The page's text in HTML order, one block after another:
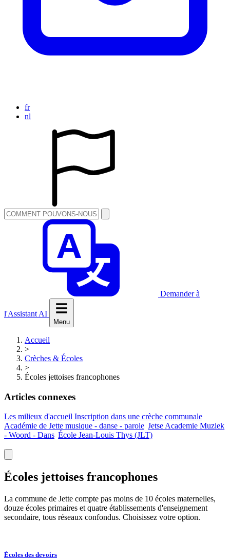
fr
nl
Demander à
l'Assistant AI
Menu
Accueil
>
Crèches & Écoles
>
Écoles jettoises francophones
Articles connexes
Les milieux d'accueil Inscription dans une crèche communale
Académie de Jette musique - danse - parole Jetse Academie Muziek
- Woord - Dans École Jean-Louis Thys(JLT)
Écoles jettoises francophones
La commune de Jette compte pas moins de 10 écoles maternelles,
douze écoles primaires et quatre établissements d'enseignement
secondaire, tous réseaux confondus. Choisissez votre option.
Écoles des devoirs